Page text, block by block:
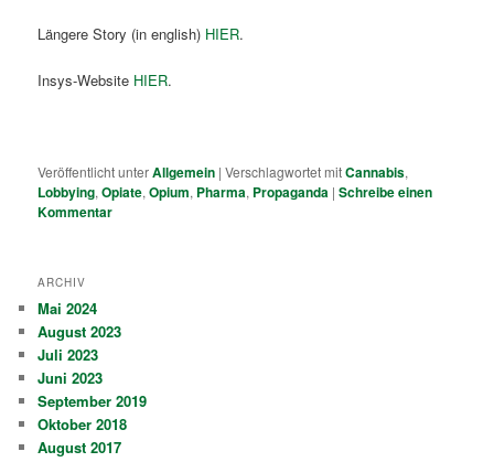
Längere Story (in english) HIER.
Insys-Website HIER.
Veröffentlicht unterAllgemein |Verschlagwortet mitCannabis,
Lobbying,Opiate,Opium, Pharma, Propaganda |Schreibe einen
Kommentar
ARCHIV
Mai 2024
August 2023
Juli 2023
Juni 2023
September 2019
Oktober 2018
August 2017